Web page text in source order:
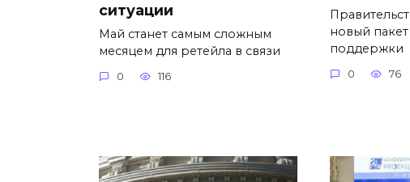
ситуации
Май станет самым сложным
месяцем для ретейла в связи
0 116
новый
поддержки
0 76